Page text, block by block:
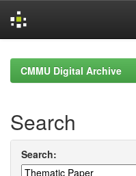
navigationCMMU Digital Archive
Search
Search: